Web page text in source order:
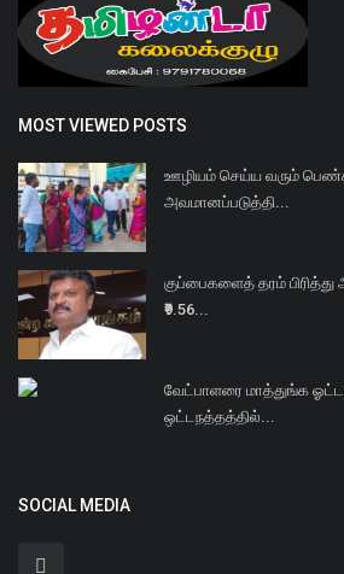
MOST VIEWED POSTS
ஊழியம் செய்ய வரும்
அவமானப்படுத்தி...
குப்பைகளைத் தரம் பிரித்து
₹9.56...
வேட்பாளரை மாத்துங்க
ஒட்டநத்தத்தில்...
SOCIAL MEDIA